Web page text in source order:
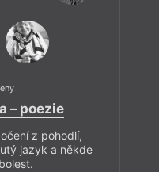
– poezie
z pohodlí,
jazyk a někde